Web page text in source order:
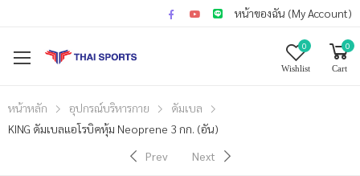
หน้าของฉัน (My Account)
0
Wishlist
0
Cart
หน้าหลัก อุปกรณ์บริหารกาย
ดัมเบล
KING ดัมเบลแอโรบิคหุ้ม Neoprene 3 กก. (อัน)
Prev
Next